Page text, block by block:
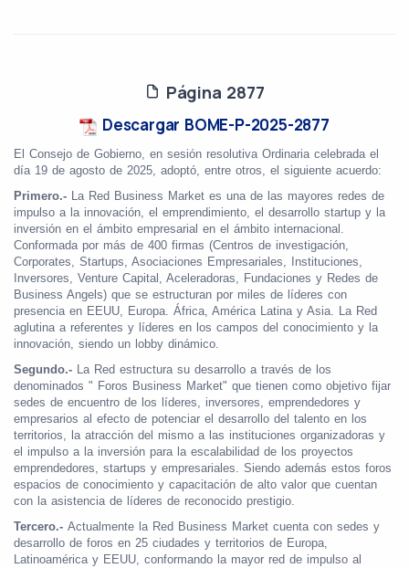
Página 2877
Descargar BOME-P-2025-2877
El Consejo de Gobierno, en sesión resolutiva Ordinaria celebrada el
día 19 de agosto de 2025, adoptó, entre otros, el siguiente acuerdo:
Primero.- La Red Business Market es una de las mayores redes de
impulso a la innovación, el emprendimiento, el desarrollo startup y la
inversión en el ámbito empresarial en el ámbito internacional.
Conformada por más de 400 firmas (Centros de investigación,
Corporates, Startups, Asociaciones Empresariales, Instituciones,
Inversores, Venture Capital, Aceleradoras, Fundaciones y Redes de
Business Angels) que se estructuran por miles de líderes con
presencia en EEUU, Europa. África, América Latina y Asia. La Red
aglutina a referentes y líderes en los campos del conocimiento y la
innovación, siendo un lobby dinámico.
Segundo.- La Red estructura su desarrollo a través de los
denominados " Foros Business Market" que tienen como objetivo fijar
sedes de encuentro de los líderes, inversores, emprendedores y
empresarios al efecto de potenciar el desarrollo del talento en los
territorios, la atracción del mismo a las instituciones organizadoras y
el impulso a la inversión para la escalabilidad de los proyectos
emprendedores, startups y empresariales. Siendo además estos foros
espacios de conocimiento y capacitación de alto valor que cuentan
con la asistencia de líderes de reconocido prestigio.
Tercero.- Actualmente la Red Business Market cuenta con sedes y
desarrollo de foros en 25 ciudades y territorios de Europa,
Latinoamérica y EEUU, conformando la mayor red de impulso al